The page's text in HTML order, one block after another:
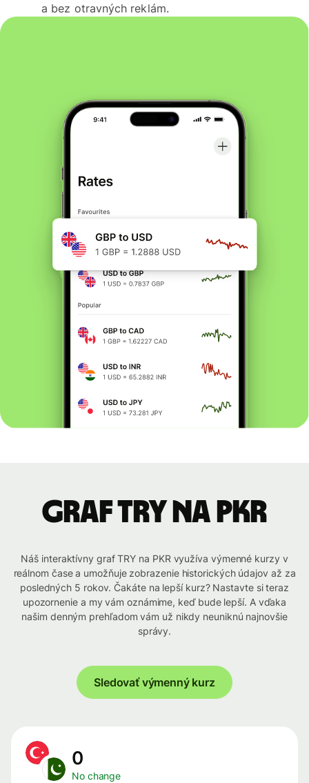
a bez otravných reklám.
graf TRY na PKR
Náš interaktívny graf TRY na PKR využíva výmenné kurzy v
reálnom čase a umožňuje zobrazenie historických údajov až za
posledných 5 rokov. Čakáte na lepší kurz? Nastavte si teraz
upozornenie a my vám oznámime, keď bude lepší. A vďaka
našim denným prehľadom vám už nikdy neuniknú najnovšie
správy.
Sledovať výmenný kurz
0
No change